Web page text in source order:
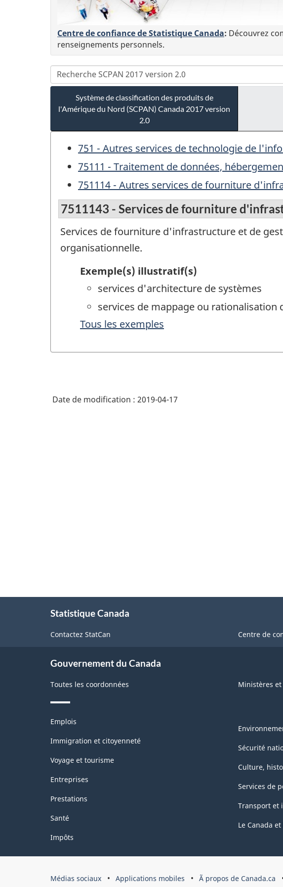
Centre de confiance de Statistique Canada: Découvrez
renseignements personnels.
Système de classification des produits de
l'Amérique du Nord (SCPAN) Canada 2017 version
2.0
751 - Autres services de technologie de
75111 - Traitement de données,
751114 - Autres services de fourniture
7511143 - Services de fourniture
Services de fourniture d'infrastructure et de
organisationnelle.
Exemple(s) illustratif(s)
services d'architecture de systèmes
services de mappage ou rationalisation
Tous les exemples
Date de modification : 2019-04-17
Statistique Canada
Contactez StatCan Centre de
Gouvernement du Canada
Toutes les coordonnées Ministères
Thèmes
sujets
Emplois
Immigration et citoyenneté
Voyage et tourisme
Entreprises
Prestations
Santé
Impôts
Sécurité
Culture,
Services de
Transport et
Le Canada
Organisation
Médias sociaux Applications mobiles Ã propos de Canada.ca